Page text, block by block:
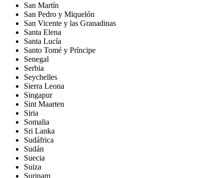
San Martín
San Pedro y Miquelón
San Vicente y las Granadinas
Santa Elena
Santa Lucía
Santo Tomé y Príncipe
Senegal
Serbia
Seychelles
Sierra Leona
Singapur
Sint Maarten
Siria
Somalia
Sri Lanka
Sudáfrica
Sudán
Suecia
Suiza
Surinam